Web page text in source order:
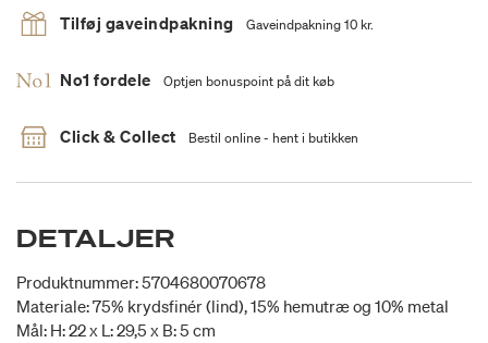
Tilføj gaveindpakning Gaveindpakning 10 kr.
No1 fordele Optjen bonuspoint på dit køb
Click & Collect Bestil online - hent i butikken
DETALJER
Produktnummer: 5704680070678
Materiale: 75% krydsfinér (lind), 15% hemutræ og 10% metal
Mål: H: 22 x L: 29,5 x B: 5 cm